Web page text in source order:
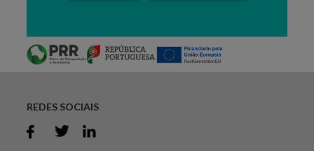
REDES SOCIAIS